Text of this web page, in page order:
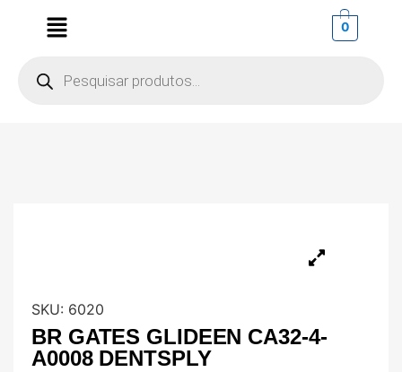
0
SKU: 6020
BR GATES GLIDEEN CA32-4-
A0008 DENTSPLY